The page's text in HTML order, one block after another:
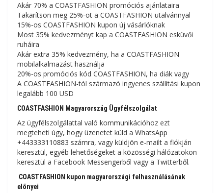
Akár 70% a COASTFASHION promóciós ajánlataira
Takarítson meg 25%-ot a COASTFASHION utalvánnyal
15%-os COASTFASHION kupon új vásárlóknak
Most 35% kedvezményt kap a COASTFASHION esküvői
ruháira
Akár extra 35% kedvezmény, ha a COASTFASHION
mobilalkalmazást használja
20%-os promóciós kód COASTFASHION, ha diák vagy
A COASTFASHION-tól származó ingyenes szállítási kupon
legalább 100 USD
COASTFASHION Magyarország Ügyfélszolgálat
Az ügyfélszolgálattal való kommunikációhoz ezt
megteheti úgy, hogy üzenetet küld a WhatsApp
+443333110883 számra, vagy küldjön e-mailt a fiókján
keresztül, egyéb lehetőségeket a közösségi hálózatokon
keresztül a Facebook Messengerből vagy a Twitterből.
COASTFASHION kupon magyarországi felhasználásának
előnyei